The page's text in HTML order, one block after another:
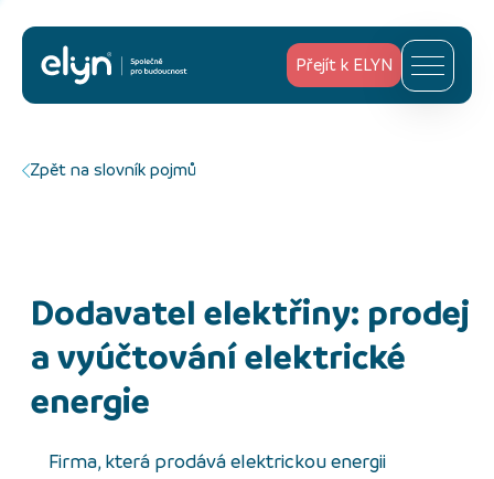
Přejít k ELYN
Zpět na slovník pojmů
Dodavatel elektřiny: prodej
a vyúčtování elektrické
energie
Firma, která prodává elektrickou energii